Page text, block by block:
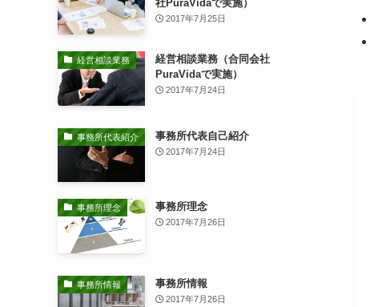
社PuraVidaで実施）
2017年7月25日
経営相談業務
経営相談業務（合同会社
PuraVidaで実施）
2017年7月24日
事務所代表紹介 事務所代表自己紹介
2017年7月24日
事務所理念 事務所理念
2017年7月26日
事務所情報 事務所情報
2017年7月26日